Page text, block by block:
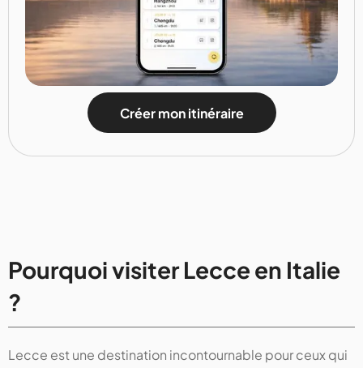
Créer mon itinéraire
Pourquoi visiter Lecce en Italie
?
Lecce est une destination incontournable pour ceux qui